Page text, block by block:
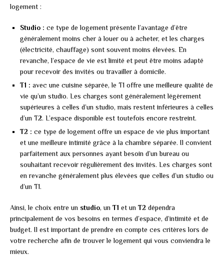
logement :
Studio : ce type de logement présente l’avantage d’être
généralement moins cher à louer ou à acheter, et les charges
(électricité, chauffage) sont souvent moins élevées. En
revanche, l’espace de vie est limité et peut être moins adapté
pour recevoir des invités ou travailler à domicile.
T1 : avec une cuisine séparée, le T1 offre une meilleure qualité de
vie qu’un studio. Les charges sont généralement légèrement
supérieures à celles d’un studio, mais restent inférieures à celles
d’un T2. L’espace disponible est toutefois encore restreint.
T2 : ce type de logement offre un espace de vie plus important
et une meilleure intimité grâce à la chambre séparée. Il convient
parfaitement aux personnes ayant besoin d’un bureau ou
souhaitant recevoir régulièrement des invités. Les charges sont
en revanche généralement plus élevées que celles d’un studio ou
d’un T1.
Ainsi, le choix entre un studio, un T1 et un T2 dépendra
principalement de vos besoins en termes d’espace, d’intimité et de
budget. Il est important de prendre en compte ces critères lors de
votre recherche afin de trouver le logement qui vous conviendra le
mieux.